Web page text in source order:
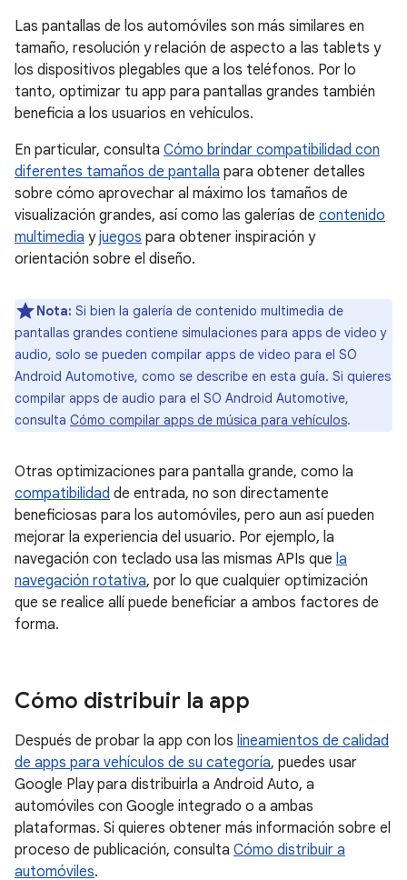
Las pantallas de los automóviles son más similares en
tamaño, resolución y relación de aspecto a las tablets y
los dispositivos plegables que a los teléfonos. Por lo
tanto, optimizar tu app para pantallas grandes también
beneficia a los usuarios en vehículos.
En particular, consulta Cómo brindar compatibilidad con
diferentes tamaños de pantalla para obtener detalles
sobre cómo aprovechar al máximo los tamaños de
visualización grandes, así como las galerías de contenido
multimedia yjuegos para obtener inspiración y
orientación sobre el diseño.
Nota: Si bien la galería de contenido multimedia de
pantallas grandes contiene simulaciones para apps de video y
audio, solo se pueden compilar apps de video para el SO
Android Automotive, como se describe en esta guía. Si quieres
compilar apps de audio para el SO Android Automotive,
consulta Cómo compilar apps de música para vehículos.
Otras optimizaciones para pantalla grande, como la
compatibilidad de entrada, no son directamente
beneficiosas para los automóviles, pero aun así pueden
mejorar la experiencia del usuario. Por ejemplo, la
navegación con teclado usa las mismas APIs que la
navegación rotativa, por lo que cualquier optimización
que se realice allí puede beneficiar a ambos factores de
forma.
Cómo distribuir la app
Después de probar la app con los lineamientos de calidad
de apps para vehículos de su categoría, puedes usar
Google Play para distribuirla a Android Auto, a
automóviles con Google integrado o a ambas
plataformas. Si quieres obtener más información sobre el
proceso de publicación, consulta Cómo distribuir a
automóviles.